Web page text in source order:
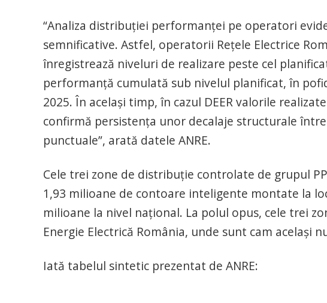
“Analiza distribuției performanței pe operatori
semnificative. Astfel, operatorii Rețele Electrice
înregistrează niveluri de realizare peste cel
performanță cumulată sub nivelul planificat, în
2025. În același timp, în cazul DEER valorile
confirmă persistența unor decalaje structurale
punctuale”, arată datele ANRE.
Cele trei zone de distribuție controlate de grupul
1,93 milioane de contoare inteligente montate la
milioane la nivel național. La polul opus, cele trei
Energie Electrică România, unde sunt cam același
Iată tabelul sintetic prezentat de ANRE: